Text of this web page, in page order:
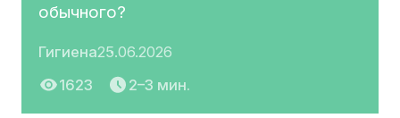
обычного?
Гигиена25.06.2026
1623
2–3 мин.